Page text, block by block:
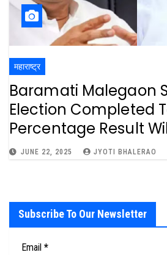
महाराष्ट्र
Baramati Malegaon
Election Completed
Percentage Result
June : अजित पवार की
JUNE 22, 2025 JYOTI BHALERAO
Subscribe To Our Newsletter
Email *